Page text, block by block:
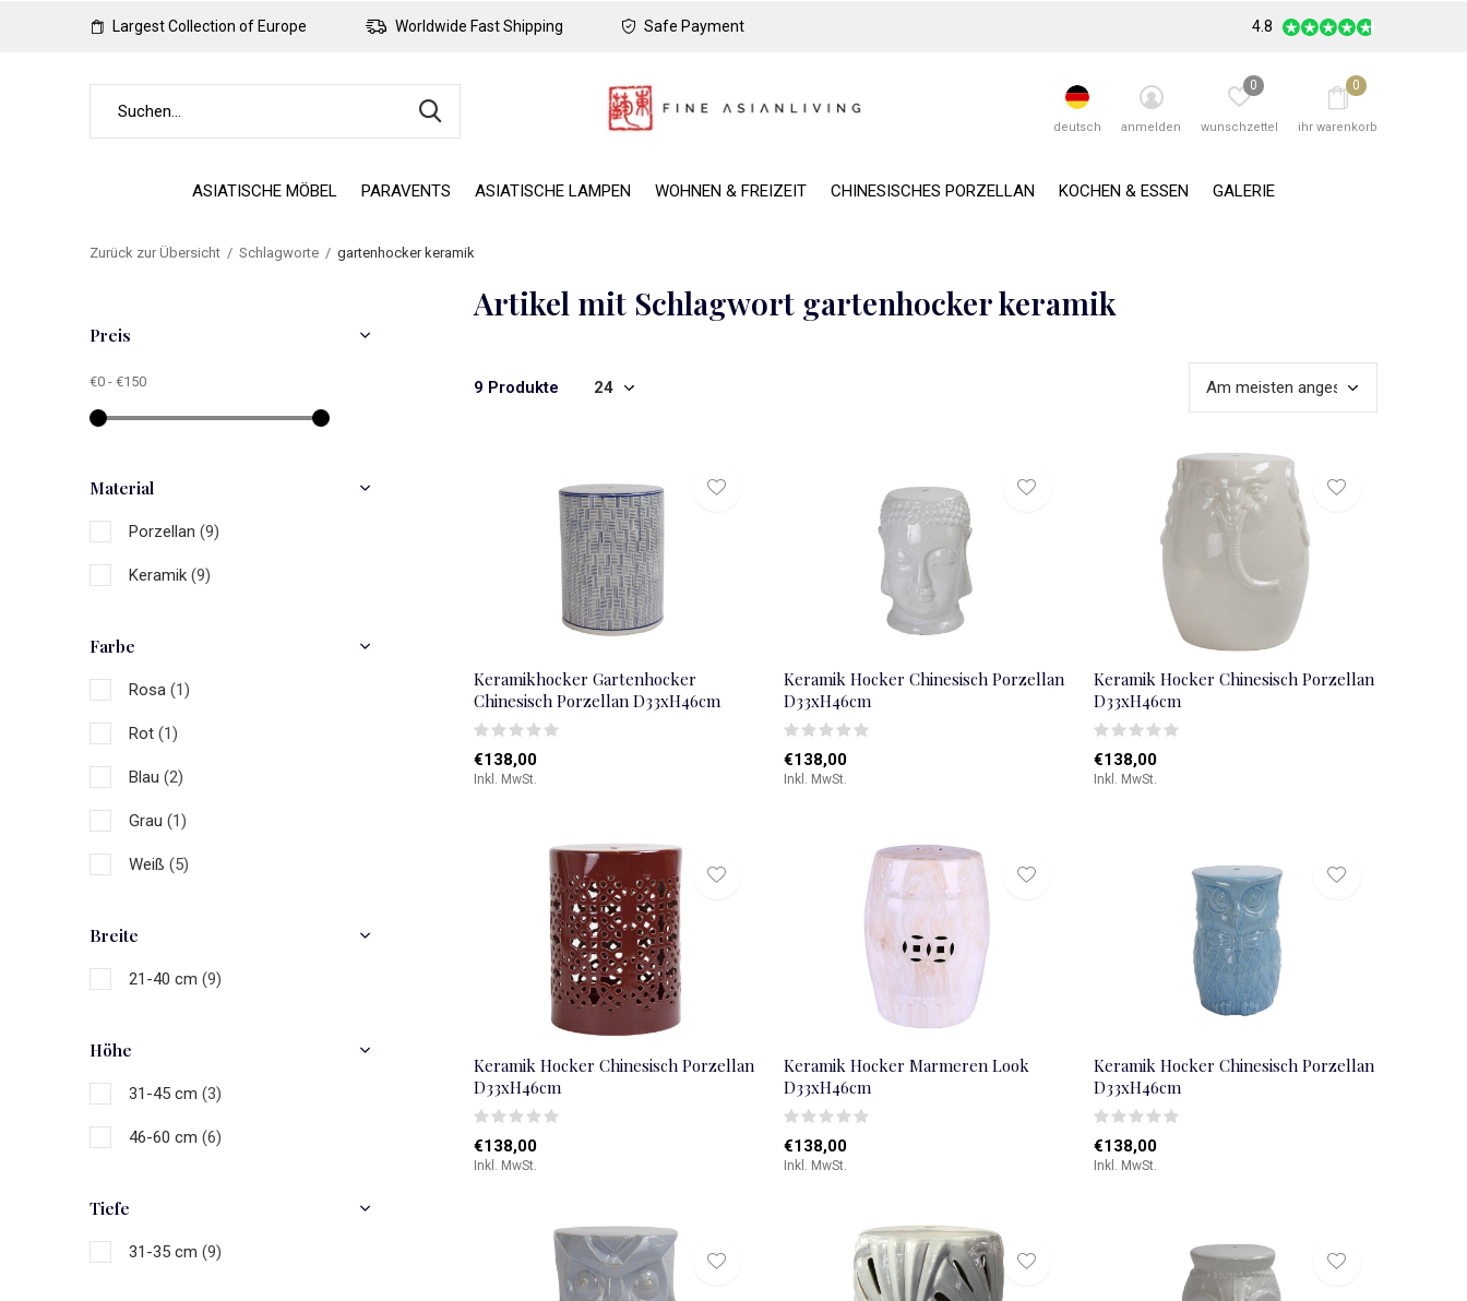
ASIATISCHE MÖBEL PARAVENTS ASIATISCHE LAMPEN WOHNEN & FREIZEIT CHINESISCHES PORZELLAN KOCHEN & ESSEN GALERIE
deutsch anmelden wunschzettel
0
ihr warenkorb
0
Largest Collection of Europe Worldwide Fast Shipping Safe Payment 4.8
Zurück zur Übersicht Schlagworte gartenhocker keramik
Artikel mit Schlagwort gartenhocker keramik
9 Produkte
Keramikhocker Gartenhocker
Chinesisch Porzellan D33xH46cm
€138,00
Inkl. MwSt.
Keramik Hocker Chinesisch Porzellan
D33xH46cm
€138,00
Inkl. MwSt.
Keramik Hocker Chinesisch Porzellan
D33xH46cm
€138,00
Inkl. MwSt.
Keramik Hocker Chinesisch Porzellan
D33xH46cm
€138,00
Inkl. MwSt.
Keramik Hocker Marmeren Look
D33xH46cm
€138,00
Inkl. MwSt.
Keramik Hocker Chinesisch Porzellan
D33xH46cm
€138,00
Inkl. MwSt.
Preis
€0 - €150
Material
Porzellan (9)
Keramik (9)
Farbe
Rosa (1)
Rot (1)
Blau (2)
Grau (1)
Weiß (5)
Breite
21-40 cm (9)
Höhe
31-45 cm (3)
46-60 cm (6)
Tiefe
31-35 cm (9)